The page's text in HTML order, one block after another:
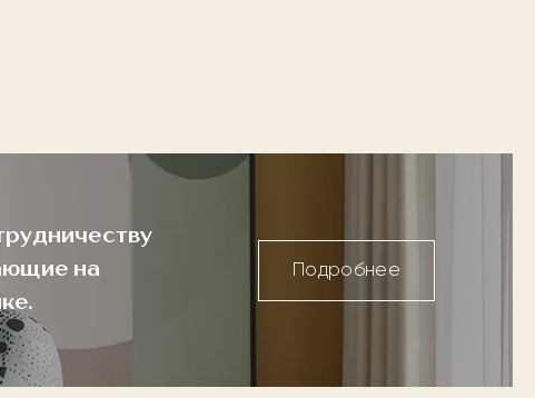
на
Подробнее